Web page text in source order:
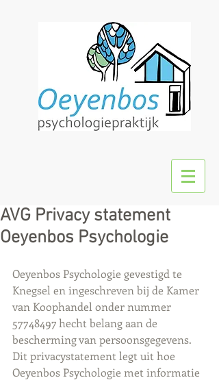
AVG Privacy statement
Oeyenbos Psychologie
Oeyenbos Psychologie gevestigd te
Knegsel en ingeschreven bij de Kamer
van Koophandel onder nummer
57748497 hecht belang aan de
bescherming van persoonsgegevens.
Dit privacystatement legt uit hoe
Oeyenbos Psychologie met informatie